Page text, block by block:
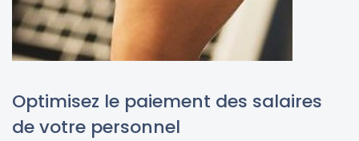
Optimisez le paiement des salaires
de votre personnel